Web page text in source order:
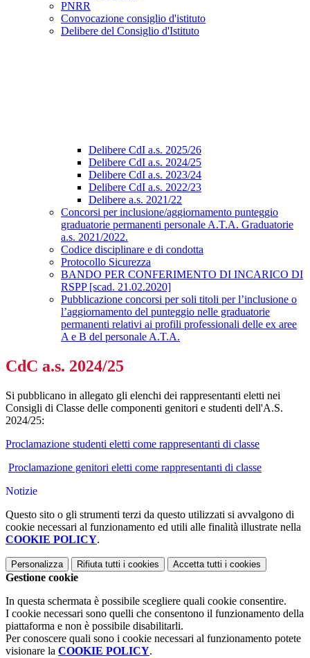
PNRR
Convocazione consiglio d'istituto
Delibere del Consiglio d'Istituto
Delibere CdI a.s. 2025/26
Delibere CdI a.s. 2024/25
Delibere CdI a.s. 2023/24
Delibere CdI a.s. 2022/23
Delibere a.s. 2021/22
Concorsi per inclusione/aggiornamento punteggio
graduatorie permanenti personale A.T.A. Graduatorie
a.s. 2021/2022.
Codice disciplinare e di condotta
Protocollo Sicurezza
BANDO PER CONFERIMENTO DI INCARICO DI
RSPP [scad. 21.02.2020]
Pubblicazione concorsi per soli titoli per l’inclusione o
l’aggiornamento del punteggio nelle graduatorie
permanenti relativi ai profili professionali delle ex aree
A e B del personale A.T.A.
CdC a.s. 2024/25
Si pubblicano in allegato gli elenchi dei rappresentanti eletti nei
Consigli di Classe delle componenti genitori e studenti dell'A.S.
2024/25:
Proclamazione studenti eletti come rappresentanti di classe
Proclamazione genitori eletti come rappresentanti di classe
Notizie
Questo sito o gli strumenti terzi da questo utilizzati si avvalgono di
cookie necessari al funzionamento ed utili alle finalità illustrate nella
COOKIE POLICY.
Personalizza Rifiuta tutti i cookies Accetta tutti i cookies
Gestione cookie
In questa schermata è possibile scegliere quali cookie consentire.
I cookie necessari sono quelli che consentono il funzionamento della
piattaforma e non è possibile disabilitarli.
Per conoscere quali sono i cookie necessari al funzionamento potete
visionare la COOKIE POLICY.